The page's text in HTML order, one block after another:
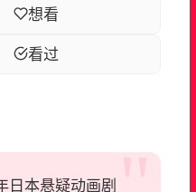
想看
看过
日本悬疑动画剧